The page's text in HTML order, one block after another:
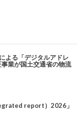
よる「デジタルアドレ
業が国土交通省の物流
report）2026」